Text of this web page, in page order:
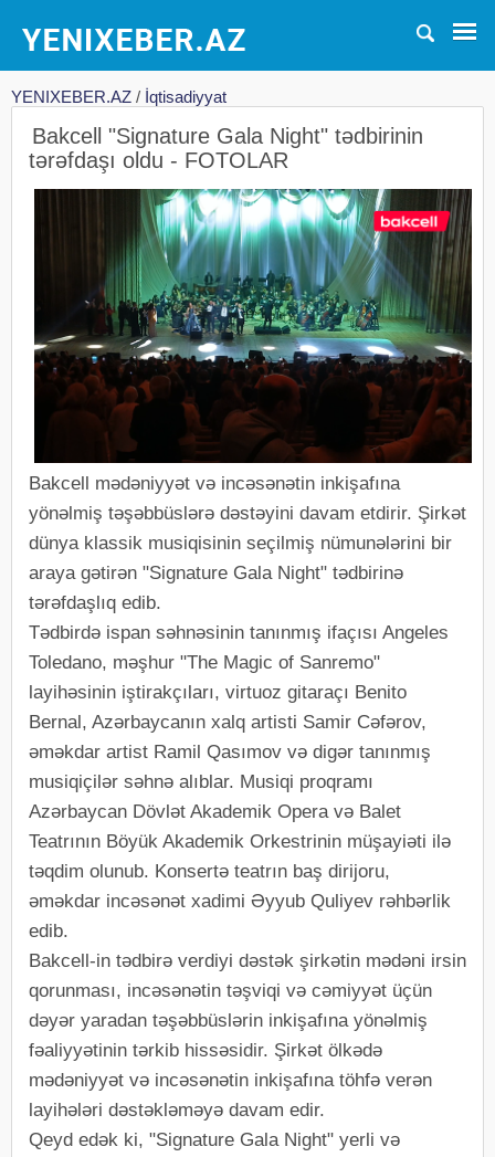
YENIXEBER.AZ / İqtisadiyyat
Bakcell "Signature Gala Night" tədbirinin
tərəfdaşı oldu - FOTOLAR
Bakcell mədəniyyət və incəsənətin inkişafına
yönəlmiş təşəbbüslərə dəstəyini davam etdirir. Şirkət
dünya klassik musiqisinin seçilmiş nümunələrini bir
araya gətirən "Signature Gala Night" tədbirinə
tərəfdaşlıq edib.
Tədbirdə ispan səhnəsinin tanınmış ifaçısı Angeles
Toledano, məşhur "The Magic of Sanremo"
layihəsinin iştirakçıları, virtuoz gitaraçı Benito
Bernal, Azərbaycanın xalq artisti Samir Cəfərov,
əməkdar artist Ramil Qasımov və digər tanınmış
musiqiçilər səhnə alıblar. Musiqi proqramı
Azərbaycan Dövlət Akademik Opera və Balet
Teatrının Böyük Akademik Orkestrinin müşayiəti ilə
təqdim olunub. Konsertə teatrın baş dirijoru,
əməkdar incəsənət xadimi Əyyub Quliyev rəhbərlik
edib.
Bakcell-in tədbirə verdiyi dəstək şirkətin mədəni irsin
qorunması, incəsənətin təşviqi və cəmiyyət üçün
dəyər yaradan təşəbbüslərin inkişafına yönəlmiş
fəaliyyətinin tərkib hissəsidir. Şirkət ölkədə
mədəniyyət və incəsənətin inkişafına töhfə verən
layihələri dəstəkləməyə davam edir.
Qeyd edək ki, "Signature Gala Night" yerli və